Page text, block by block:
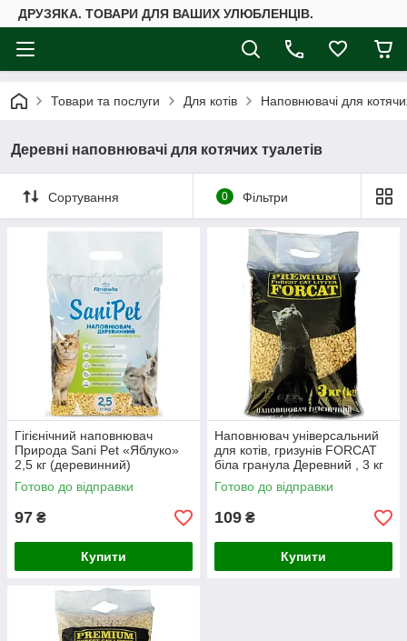
ДРУЗЯКА. ТОВАРИ ДЛЯ ВАШИХ УЛЮБЛЕНЦІВ.
Товари та послуги Для котів Наповнювачі для
Деревні наповнювачі для котячих туалетів
Сортування 0 Фільтри
Гігієнічний наповнювач
Природа Sani Pet «Яблуко»
2,5 кг (деревинний)
Готово до відправки
97 ₴
Купити
Наповнювач універсальний
для котів, гризунів FORCAT
біла гранула Деревний , 3 кг
Готово до відправки
109 ₴
Купити